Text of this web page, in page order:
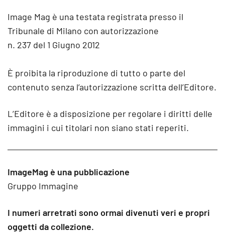
Image Mag è una testata registrata presso il
Tribunale di Milano con autorizzazione
n. 237 del 1 Giugno 2012
È proibita la riproduzione di tutto o parte del
contenuto senza l’autorizzazione scritta dell’Editore.
L’Editore è a disposizione per regolare i diritti delle
immagini i cui titolari non siano stati reperiti.
ImageMag è una pubblicazione
Gruppo Immagine
I numeri arretrati sono ormai divenuti veri e propri
oggetti da collezione.